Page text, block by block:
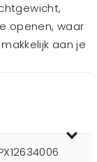
openen, waar
aan je